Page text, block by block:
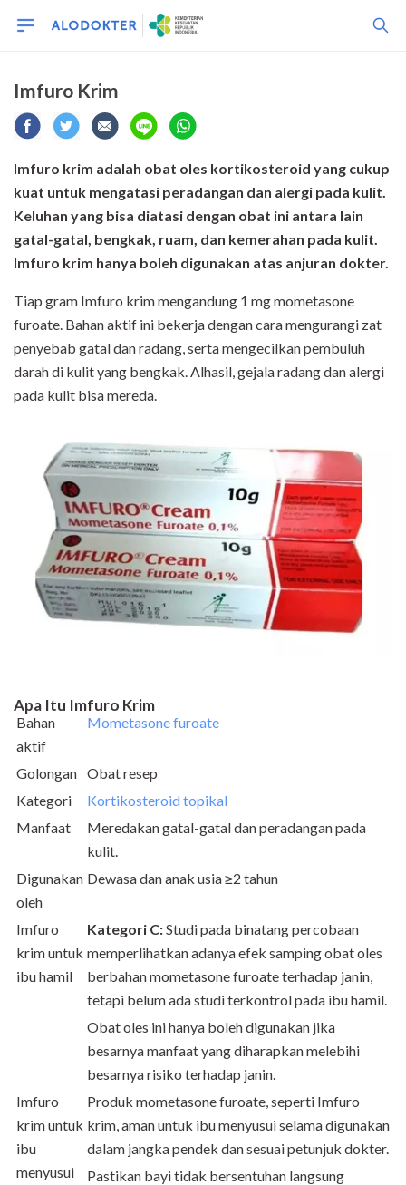
Imfuro Krim
Imfuro krim adalah obat oles kortikosteroid yang cukup
kuat untuk mengatasi peradangan dan alergi pada kulit.
Keluhan yang bisa diatasi dengan obat ini antara lain
gatal-gatal, bengkak, ruam, dan kemerahan pada kulit.
Imfuro krim hanya boleh digunakan atas anjuran dokter.
Tiap gram Imfuro krim mengandung 1 mg mometasone
furoate. Bahan aktif ini bekerja dengan cara mengurangi zat
penyebab gatal dan radang, serta mengecilkan pembuluh
darah di kulit yang bengkak. Alhasil, gejala radang dan alergi
pada kulit bisa mereda.
Apa Itu Imfuro Krim
Bahan
aktif
Mometasone furoate
Golongan Obat resep
Kategori
Kortikosteroid topikal
Manfaat
Meredakan gatal-gatal dan peradangan pada
kulit.
Digunakan
oleh
Dewasa dan anak usia ≥2 tahun
Imfuro
krim untuk
ibu hamil
Kategori C:Studi pada binatang percobaan
memperlihatkan adanya efek samping obat oles
berbahan mometasone furoate terhadap janin,
tetapi belum ada studi terkontrol pada ibu hamil.
Obat oles ini hanya boleh digunakan jika
besarnya manfaat yang diharapkan melebihi
besarnya risiko terhadap janin.
Imfuro
krim untuk
ibu
menyusui
Produk mometasone furoate, seperti Imfuro
krim, aman untuk ibu menyusui selama digunakan
dalam jangka pendek dan sesuai petunjuk dokter.
Pastikan bayi tidak bersentuhan langsung